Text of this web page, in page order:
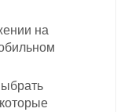
на